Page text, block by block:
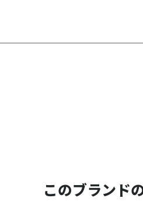
このブランド